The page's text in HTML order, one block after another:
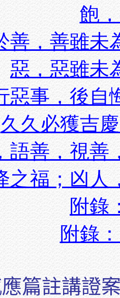
飽
善，善雖未
惡，惡雖未
惡事，後自
久久必獲吉
語善，視善
之福；凶
附錄
附錄
篇註講證